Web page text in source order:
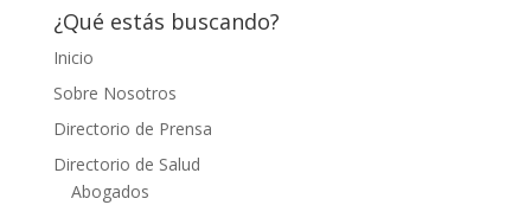
¿Qué estás buscando?
Inicio
Sobre Nosotros
Directorio de Prensa
Directorio de Salud
Abogados